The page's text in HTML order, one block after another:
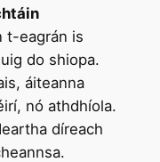
t-eagrán is
do shiopa.
áiteanna
nó athdhíola.
díreach